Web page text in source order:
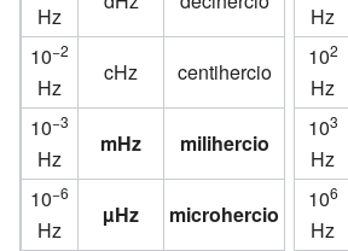
Hz Hz
10−2
Hz
cHz centihercio
102
Hz
10−3
Hz
mHz milihercio
103
Hz
10−6
Hz
µHz microhercio
106
Hz